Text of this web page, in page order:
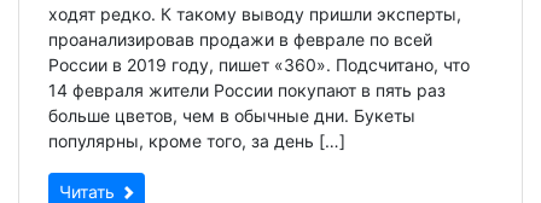
ходят редко. К такому выводу пришли эксперты,
проанализировав продажи в феврале по всей
России в 2019 году, пишет «360». Подсчитано, что
14 февраля жители России покупают в пять раз
больше цветов, чем в обычные дни. Букеты
популярны, кроме того, за день […]
Читать